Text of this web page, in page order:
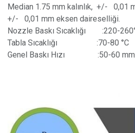
Median 1.75 mm kalınlık, +/- 0,01
+/- 0,01 mm eksen daireselliği.
Nozzle Baskı Sıcaklığı
:220-
Tabla Sıcaklığı
​ :70-80 °C
Genel Baskı Hızı
:50-60